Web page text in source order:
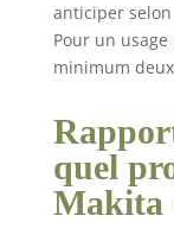
anticiper selon
Pour un
minimum
quel
Makita